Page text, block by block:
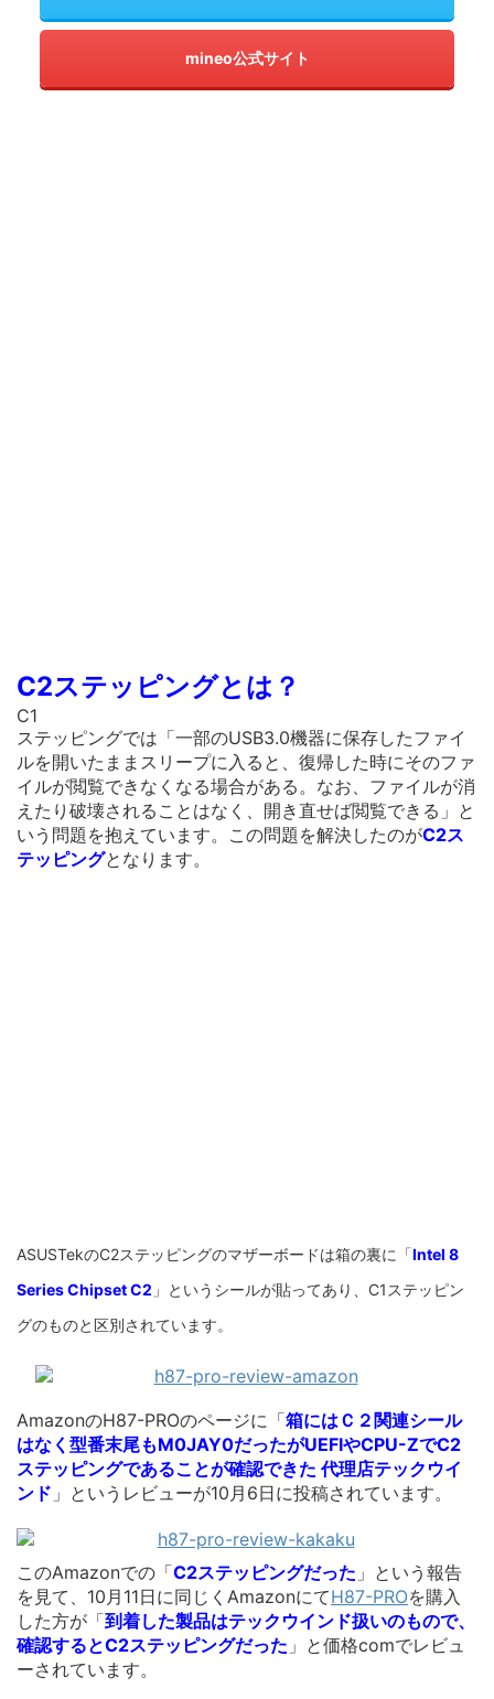
mineo公式サイト
C2ステッピングとは？
C1
ステッピングでは「一部のUSB3.0機器に保存したファイ
ルを開いたままスリープに入ると、復帰した時にそのファ
イルが閲覧できなくなる場合がある。なお、ファイルが消
えたり破壊されることはなく、開き直せば閲覧できる」と
いう問題を抱えています。この問題を解決したのがC2ス
テッピングとなります。
ASUSTekのC2ステッピングのマザーボードは箱の裏に「Intel 8
Series Chipset C2 」というシールが貼ってあり、C1ステッピン
グのものと区別されています。
AmazonのH87-PROのページに「 箱にはＣ２関連シール
はなく型番末尾もM0JAY0だったがUEFIやCPU-ZでC2
ステッピングであることが確認できた 代理店テックウイ
ンド 」というレビューが10月6日に投稿されています。
このAmazonでの「 C2ステッピングだった 」という報告
を見て、10月11日に同じくAmazonにてH87-PROを購入
した方が「 到着した製品はテックウインド扱いのもので、
確認するとC2ステッピングだった 」と価格comでレビュ
ーされています。